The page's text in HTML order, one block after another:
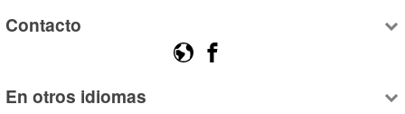
Contacto
En otros idiomas